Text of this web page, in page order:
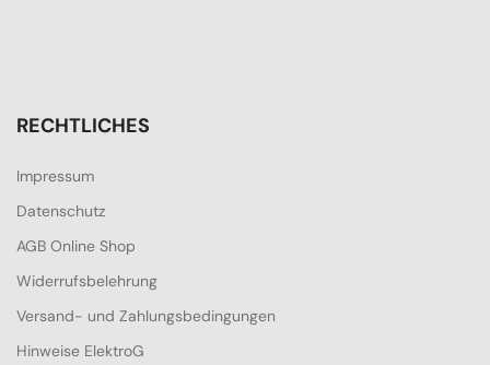
RECHTLICHES
Impressum
Datenschutz
AGB Online Shop
Widerrufsbelehrung
Versand- und Zahlungsbedingungen
Hinweise ElektroG